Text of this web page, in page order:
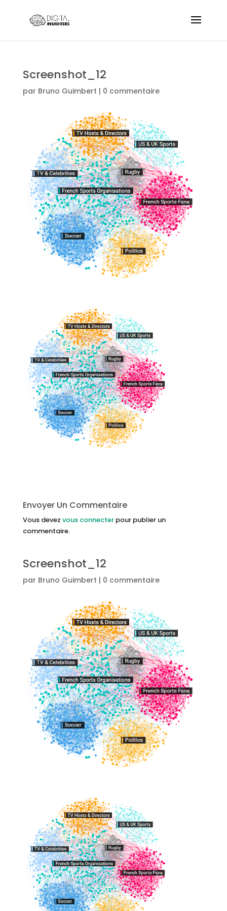
Screenshot_12
par Bruno Guimbert | 0 commentaire
Envoyer Un Commentaire
Vous devez vous connecterpour publier un
commentaire.
Screenshot_12
par Bruno Guimbert | 0 commentaire